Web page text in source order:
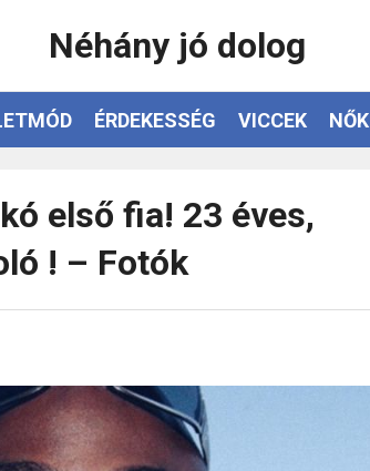
Néhány jó dolog
ÉRDEKESSÉG VICCEK NŐK
első fia! 23 éves,
! – Fotók